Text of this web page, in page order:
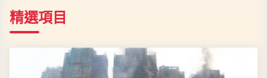
精選項目